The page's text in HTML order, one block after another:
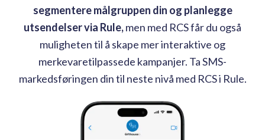
segmentere målgruppen din og planlegge
utsendelser via Rule,men med RCS får du også
muligheten til å skape mer interaktive og
merkevaretilpassede kampanjer. Ta SMS-
markedsføringen din til neste nivå med RCS i Rule.